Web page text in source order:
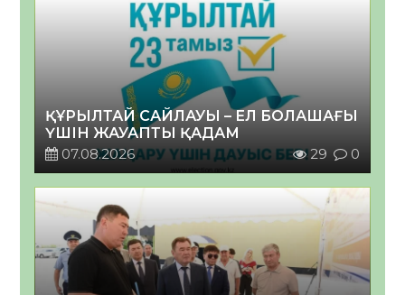
ҚҰРЫЛТАЙ САЙЛАУЫ – ЕЛ БОЛАШАҒЫ
ҮШІН ЖАУАПТЫ ҚАДАМ
07.08.2026
29 0